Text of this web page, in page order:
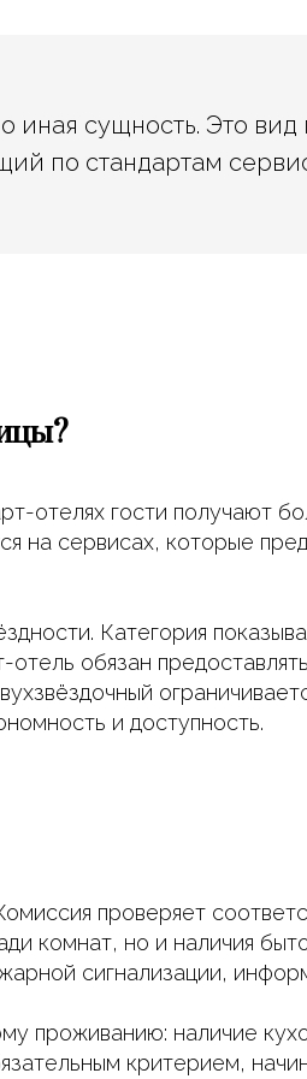
сущность. Это вид
по стандартам
отелях гости получают
на сервисах, которые
Категория
обязан
и доступность.
проверяет
комнат, но и наличия
сигнализации,
проживанию: наличие
критерием,